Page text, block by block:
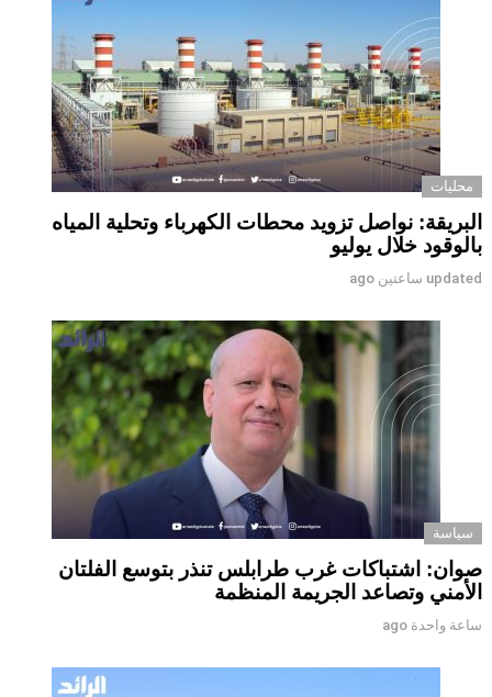
محليات
البريقة: نواصل تزويد محطات الكهرباء وتحلية المياه
بالوقود خلال يوليو
updated ساعتين ago
سياسة
صوان: اشتباكات غرب طرابلس تنذر بتوسع الفلتان
الأمني وتصاعد الجريمة المنظمة
ساعة واحدة ago